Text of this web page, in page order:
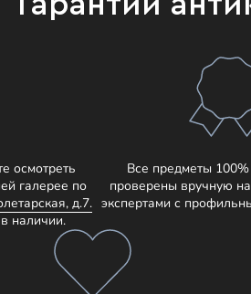
осмотреть
галерее по
д.7.
наличии.
Все предметы
проверены вручную
экспертами с